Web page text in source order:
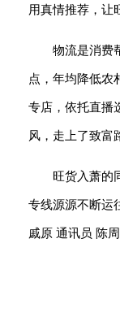
用真情推荐，让
物流是消费
点，年均降低农
专店，依托直播
风，走上了致富
旺货入萧的
专线源源不断运
戚原 通讯员 陈